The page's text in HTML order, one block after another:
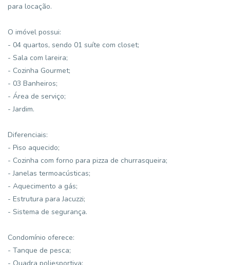
para locação.
O imóvel possui:
- 04 quartos, sendo 01 suíte com closet;
- Sala com lareira;
- Cozinha Gourmet;
- 03 Banheiros;
- Área de serviço;
- Jardim.
Diferenciais:
- Piso aquecido;
- Cozinha com forno para pizza de churrasqueira;
- Janelas termoacústicas;
- Aquecimento a gás;
- Estrutura para Jacuzzi;
- Sistema de segurança.
Condomínio oferece:
- Tanque de pesca;